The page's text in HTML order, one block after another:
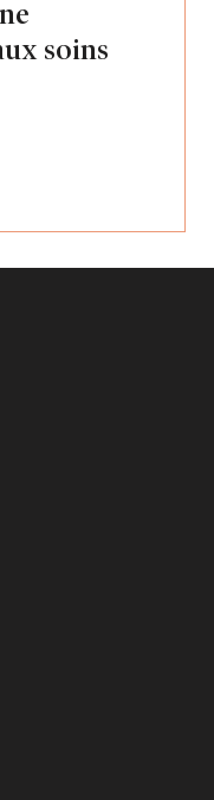
soins